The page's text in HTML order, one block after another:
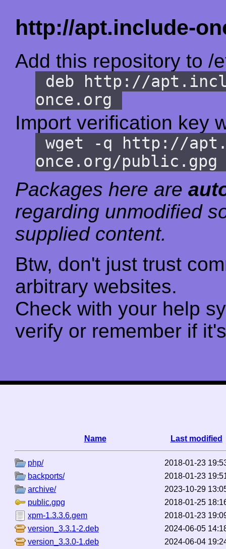
http://apt.include-
Add this repository to /
deb http://
once.org
Import verification key
wget -q http://
once.org/
Packages here are
regarding unmodified
supplied content.
Btw, don't just trust
arbitrary websites.
Check with your help
verify or remember if
Name Last modified
php/
2018-01-23
backports/
2018-01-23
archive/
2023-10-29
public.gpg
2018-01-25
xpm-1.3.3.6.gem
2018-01-23
version_3.3.1-2.deb
2024-06-05
version_3.3.0-1.deb
2024-06-04